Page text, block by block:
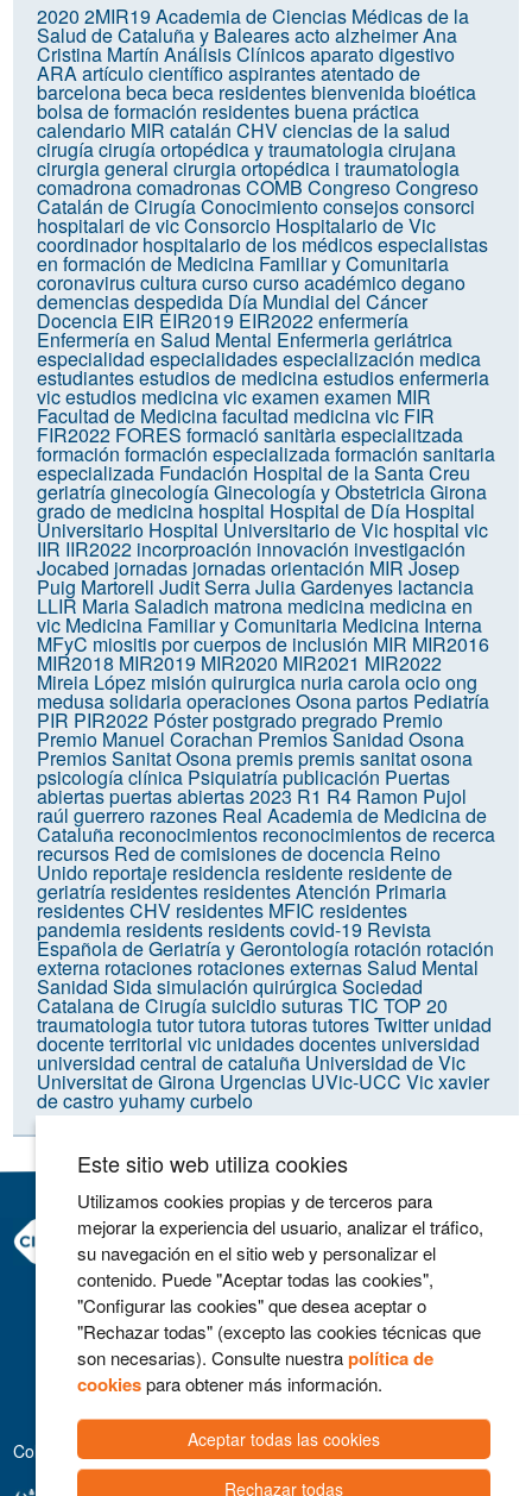
2020 2MIR19 Academia de Ciencias Médicas de la
Salud de Cataluña y BalearesactoalzheimerAna
Cristina Martín Análisis Clínicosaparato digestivo
ARAartículo científicoaspirantesatentado de
barcelonabecabeca residentesbienvenidabioética
bolsa de formación residentesbuena práctica
calendario MIR catalán CHVciencias de la salud
cirugíacirugía ortopédica y traumatologiacirujana
cirurgia general cirurgia ortopédica i traumatologia
comadronacomadronasCOMB CongresoCongreso
Catalán de CirugíaConocimientoconsejosconsorci
hospitalari de vicConsorcio Hospitalario de Vic
coordinador hospitalario de los médicos especialistas
en formación de Medicina Familiar y Comunitaria
coronavirusculturacursocurso académicodegano
demenciasdespedida Día Mundial del Cáncer
Docencia EIR EIR2019 EIR2022enfermería
Enfermería en Salud Mental Enfermeria geriátrica
especialidad especialidadesespecialización medica
estudiantesestudios de medicinaestudios enfermeria
vicestudios medicina vicexamen examen MIR
Facultad de Medicinafacultad medicina vic FIR
FIR2022 FORES formació sanitària especialitzada
formación formación especializadaformación sanitaria
especializada Fundación Hospital de la Santa Creu
geriatríaginecologíaGinecología y ObstetriciaGirona
grado de medicina hospital Hospital de Día Hospital
Universitario Hospital Universitario de Vic hospital vic
IIR IIR2022 incorproación innovación investigación
Jocabed jornadas jornadas orientación MIR Josep
Puig Martorell Judit SerraJulia Gardenyes lactancia
LLIR Maria Saladich matrona medicina medicina en
vic Medicina Familiar y Comunitaria Medicina Interna
MFyC miositis por cuerpos de inclusión MIR MIR2016
MIR2018 MIR2019 MIR2020 MIR2021 MIR2022
Mireia López misión quirurgica nuria carolaocioong
medusa solidariaoperacionesOsonapartos Pediatría
PIR PIR2022 Pósterpostgradopregrado Premio
Premio Manuel Corachan Premios Sanidad Osona
Premios Sanitat Osonapremispremis sanitat osona
psicología clínica Psiquiatríapublicación Puertas
abiertaspuertas abiertas 2023 R1 R4 Ramon Pujol
raúl guerrero razones Real Academia de Medicina de
Cataluña reconocimientos reconocimientos de recerca
recursos Red de comisiones de docencia Reino
Unido reportaje residencia residente residente de
geriatríaresidentes residentes Atención Primaria
residentes CHV residentes MFIC residentes
pandemia residents residents covid-19 Revista
Española de Geriatría y Gerontología rotación rotación
externa rotaciones rotaciones externasSalud Mental
Sanidad Sidasimulación quirúrgicaSociedad
Catalana de CirugíasuicidiosuturasTIC TOP 20
traumatologiatutortutoratutorastutoresTwitter unidad
docente territorial vic unidades docentes universidad
universidad central de cataluña Universidad de Vic
Universitat de Girona Urgencias UVic-UCC Vicxavier
de castroyuhamy curbelo
Consorci Hospitalari de Vic
Carrer Francesc Pla 'El Vigatà', 1
08500 Vic
Telefono 93 702 77 16
Contacto
Aviso legal
Colaboradores
Este sitio web utiliza cookies
Utilizamos cookies propias y de terceros para
mejorar la experiencia del usuario, analizar el tráfico,
su navegación en el sitio web y personalizar el
contenido. Puede "Aceptar todas las cookies",
"Configurar las cookies" que desea aceptar o
"Rechazar todas" (excepto las cookies técnicas que
son necesarias). Consulte nuestrapolítica de
cookiespara obtener más información.
Aceptar todas las cookies
Rechazar todas